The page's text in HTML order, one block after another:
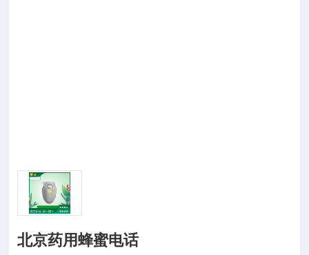
北京药用蜂蜜电话